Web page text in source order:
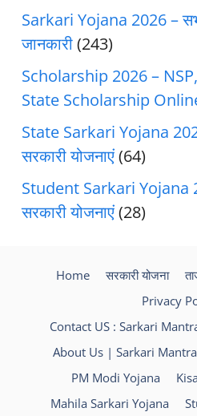
Sarkari Yojana 2026 –
जानकारी(243)
Scholarship 2026 –
State Scholarship
State Sarkari Yojana
सरकारी योजनाएं(64)
Student Sarkari Yojana
सरकारी योजनाएं(28)
Home सरकारी योजना
Privacy
Contact US : Sarkari
About Us | Sarkari
PM Modi Yojana
Mahila Sarkari Yojana